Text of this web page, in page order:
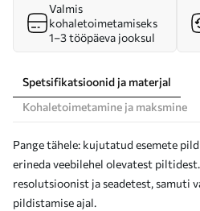
Valmis
kohaletoimetamiseks
1–3 tööpäeva jooksul
Spetsifikatsioonid ja materjal
Kohaletoimetamine ja maksmine
Pange tähele: kujutatud esemete
erineda veebilehel olevatest
resolutsioonist ja seadetest, samuti
pildistamise ajal.